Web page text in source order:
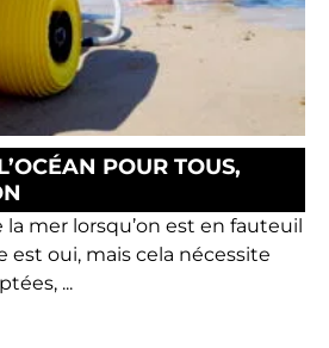
POUR TOUS,
mer lorsqu’on est en fauteuil
est oui, mais cela nécessite
...